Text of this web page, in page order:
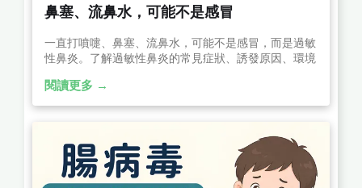
鼻塞、流鼻水，可能不是感冒
一直打噴嚏、鼻塞、流鼻水，可能不是感冒，而是過敏
性鼻炎。了解過敏性鼻炎的常見症狀、誘發原因、環境
少反覆發作、提升生活品質。
閱讀更多 →